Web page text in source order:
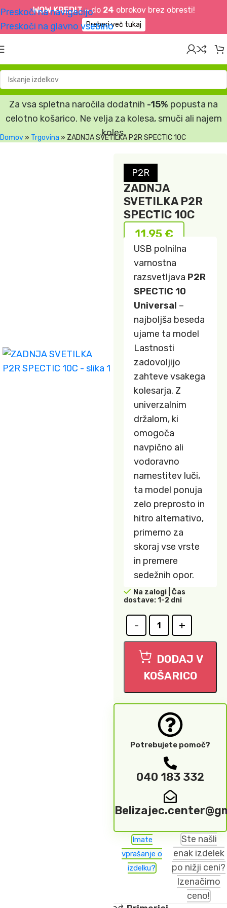
WOW KREDIT –do 24 obrokov brez obresti!
Preberi več tukaj
Preskoči na navigacijo
Preskoči na glavno vsebino
Za vsa spletna naročila dodatnih -15% popusta na
celotno košarico. Ne velja za kolesa, smuči ali najem
koles.
Domov » Trgovina » ZADNJA SVETILKA P2R SPECTIC 10C
P2R
ZADNJA
SVETILKA P2R
SPECTIC 10C
11,95€
USB polnilna
varnostna
razsvetljava P2R
SPECTIC 10
Universal –
najboljša beseda
ujame ta model
Lastnosti
zadovoljijo
zahteve vsakega
kolesarja. Z
univerzalnim
držalom, ki
omogoča
navpično ali
vodoravno
namestitev luči,
ta model ponuja
zelo preprosto in
hitro alternativo,
primerno za
skoraj vse vrste
in premere
sedežnih opor.
Na zalogi | Čas
dostave: 1-2 dni
DODAJ V
KOŠARICO
Potrebujete pomoč?
040 183 332
Imate
vprašanje o
izdelku?
Ste našli
enak izdelek
po nižji ceni?
Izenačimo
ceno!